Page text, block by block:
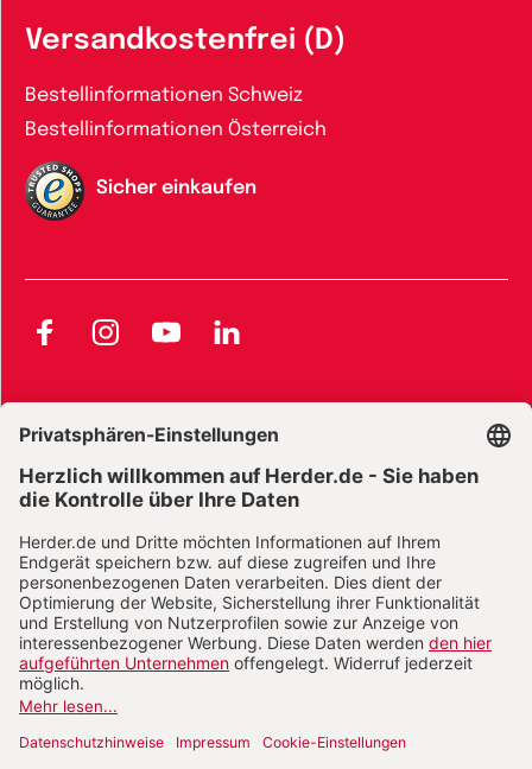
Versandkostenfrei (D)
Bestellinformationen Schweiz
Bestellinformationen Österreich
Sicher einkaufen
FacebookInstagramYouTubeLinkedIn
Widerrufsbelehrung E-Books
Widerrufsbelehrung Zeitschriften Datenschutz
Datenschutz Social Media Barrierefreiheit
Vertrag widerrufen